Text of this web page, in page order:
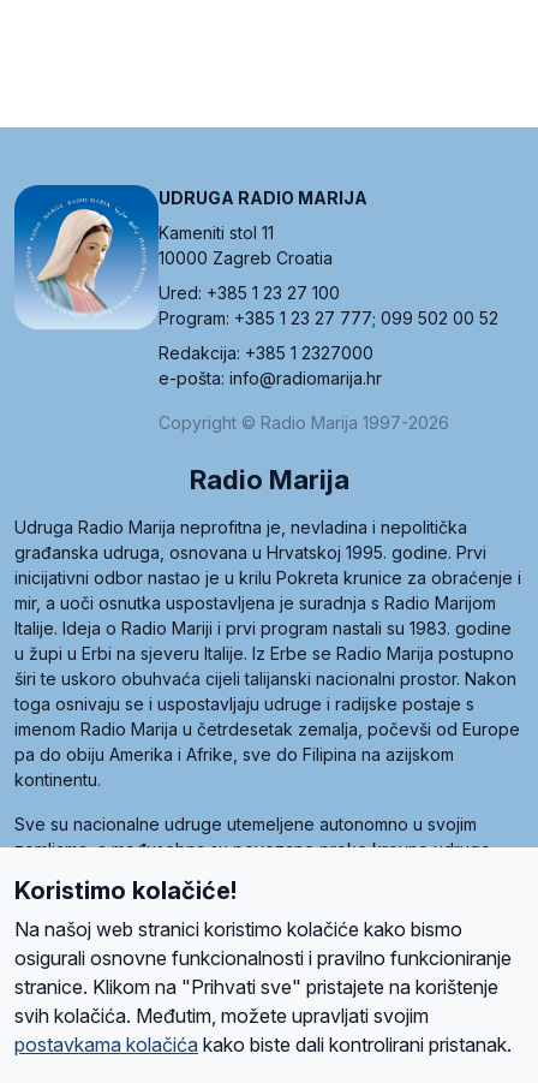
UDRUGA RADIO MARIJA
Kameniti stol 11
10000 Zagreb Croatia
Ured: +385 1 23 27 100
Program: +385 1 23 27 777; 099 502 00 52
Redakcija: +385 1 2327000
e-pošta: info@radiomarija.hr
Copyright © Radio Marija 1997-2026
Radio Marija
Udruga Radio Marija neprofitna je, nevladina i nepolitička
građanska udruga, osnovana u Hrvatskoj 1995. godine. Prvi
inicijativni odbor nastao je u krilu Pokreta krunice za obraćenje i
mir, a uoči osnutka uspostavljena je suradnja s Radio Marijom
Italije. Ideja o Radio Mariji i prvi program nastali su 1983. godine
u župi u Erbi na sjeveru Italije. Iz Erbe se Radio Marija postupno
širi te uskoro obuhvaća cijeli talijanski nacionalni prostor. Nakon
toga osnivaju se i uspostavljaju udruge i radijske postaje s
imenom Radio Marija u četrdesetak zemalja, počevši od Europe
pa do obiju Amerika i Afrike, sve do Filipina na azijskom
kontinentu.
Sve su nacionalne udruge utemeljene autonomno u svojim
zemljama, a međusobna su povezane preko krovne udruge
Radio Maria). Svjetsku obitelj utemeljilo je sedam članica, među
kojima je i hrvatska Udruga Radio Marija.
O namaRadio ProgramVolonteriPrijateljiKontaktPravila privatnosti
Koristimo kolačiće!
Na našoj web stranici koristimo kolačiće kako bismo
osigurali osnovne funkcionalnosti i pravilno funkcioniranje
stranice. Klikom na "Prihvati sve" pristajete na korištenje
svih kolačića. Međutim, možete upravljati svojim
postavkama kolačića kako biste dali kontrolirani pristanak.